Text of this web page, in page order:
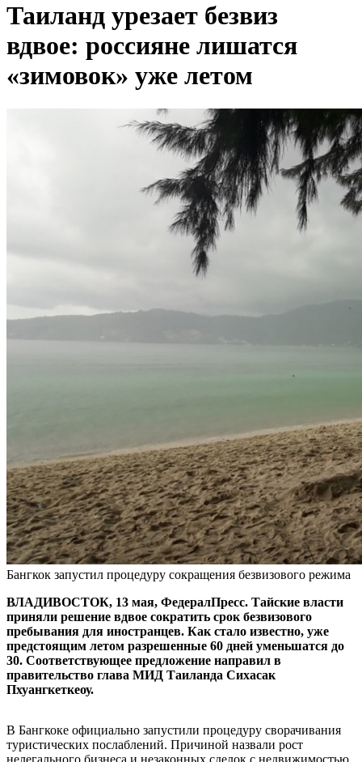
Таиланд урезает безвиз
вдвое: россияне лишатся
«зимовок» уже летом
Бангкок запустил процедуру сокращения безвизового режима
ВЛАДИВОСТОК, 13 мая, ФедералПресс. Тайские власти
приняли решение вдвое сократить срок безвизового
пребывания для иностранцев. Как стало известно, уже
предстоящим летом разрешенные 60 дней уменьшатся до
30. Соответствующее предложение направил в
правительство глава МИД Таиланда Сихасак
Пхуангкеткеоу.
В Бангкоке официально запустили процедуру сворачивания
туристических послаблений. Причиной назвали рост
нелегального бизнеса и незаконных сделок с недвижимостью.